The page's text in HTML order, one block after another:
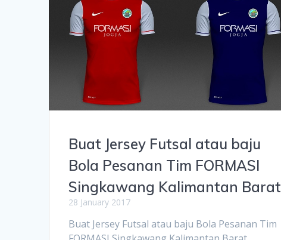
Buat Jersey Futsal atau baju
Bola Pesanan Tim FORMASI
Singkawang Kalimantan Barat
28 January 2017
Buat Jersey Futsal atau baju Bola Pesanan Tim